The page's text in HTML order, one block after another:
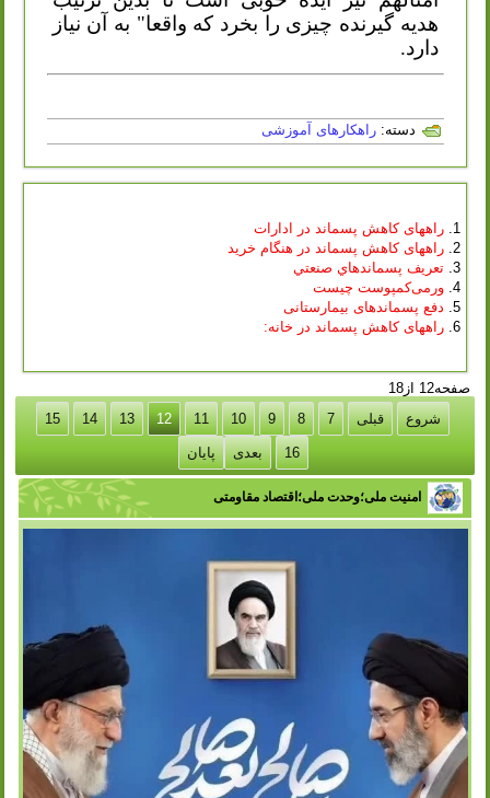
هدیه گیرنده چیزی را بخرد که واقعا" به آن نیاز
دارد.
دسته:راهکارهای آموزشی
راههای کاهش پسماند در ادارات
راههای کاهش پسماند در هنگام خرید
تعريف پسماندهاي صنعتي
ورمی‌کمپوست چیست
دفع پسماندهای بیمارستانی
راههای کاهش پسماند در خانه:
صفحه12 از18
شروع
قبلی 7
8
9
10
11
12
13
14
15
16 بعدی پایان
امنیت ملی؛وحدت ملی؛اقتصاد مقاومتی